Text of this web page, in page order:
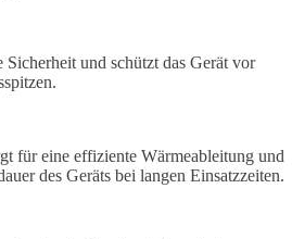
Sicherheit und schützt das Gerät vor
für eine effiziente Wärmeableitung und
des Geräts bei langen Einsatzzeiten.